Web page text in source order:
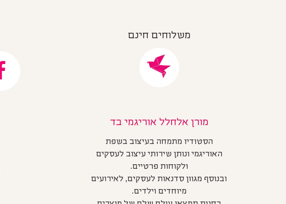
משלוחים חינם
מורן אלחלל אוריגמי בד
הסטודיו מתמחה בעיצוב בשפת
האוריגמי ונותן שירותי עיצוב לעסקים
ולקוחות פרטיים.
ובנוסף מגוון סדנאות לעסקים, לאירועים
מיוחדים וילדים.